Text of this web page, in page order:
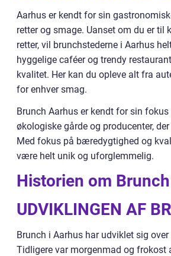
Aarhus er kendt for sin
retter og smage. Uanset om du er til
retter, vil brunchstederne i Aarhus
hyggelige caféer og trendy
kvalitet. Her kan du opleve alt fra
for enhver smag.
Brunch Aarhus er kendt for sin
økologiske gårde og producenter,
Med fokus på bæredygtighed og
være helt unik og uforglemmelig.
Historien om
UDVIKLINGEN AF
Brunch i Aarhus har udviklet sig
Tidligere var morgenmad og frokost